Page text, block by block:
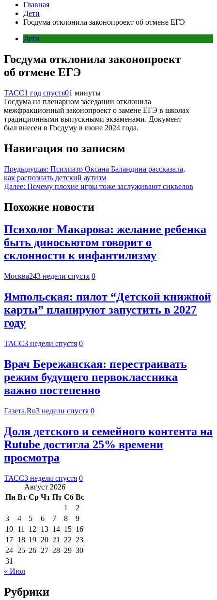
Главная
Дети
Госдума отклонила законопроект об отмене ЕГЭ
Дети
Госдума отклонила законопроект
об отмене ЕГЭ
ТАСС1 год спустя01 минуты
Госдума на пленарном заседании отклонила
межфракционный законопроект о замене ЕГЭ в школах
традиционными выпускными экзаменами. Документ
был внесен в Госдуму в июне 2024 года.
Навигация по записям
Предыдущая: Психиатр Оксана Баландина рассказала,
как распознать детский аутизм
Далее: Почему плохие игры тоже заслуживают сиквелов
Похожие новости
Психолог Макарова: желание ребенка
быть диносьютом говорит о
склонности к инфантилизму
Москва243 недели спустя 0
Ямпольская: пилот “Детской книжной
карты” планируют запустить в 2027
году
ТАСС3 недели спустя 0
Врач Бережанская: перестраивать
режим будущего первоклассника
важно постепенно
Газета.Ru3 недели спустя 0
Доля детского и семейного контента на
Rutube достигла 25% времени
просмотра
ТАСС3 недели спустя 0
Август 2026
Пн Вт Ср Чт Пт Сб Вс
1
2
3
4 5 6 7 8
9
10 11 12 13 14 15 16
17 18 19 20 21 22 23
24 25 26 27 28 29 30
31
« Июл
Рубрики